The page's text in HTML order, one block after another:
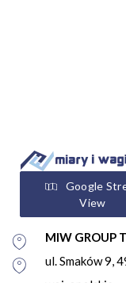
Google
View
MIW GROUP
ul. Smaków 9,